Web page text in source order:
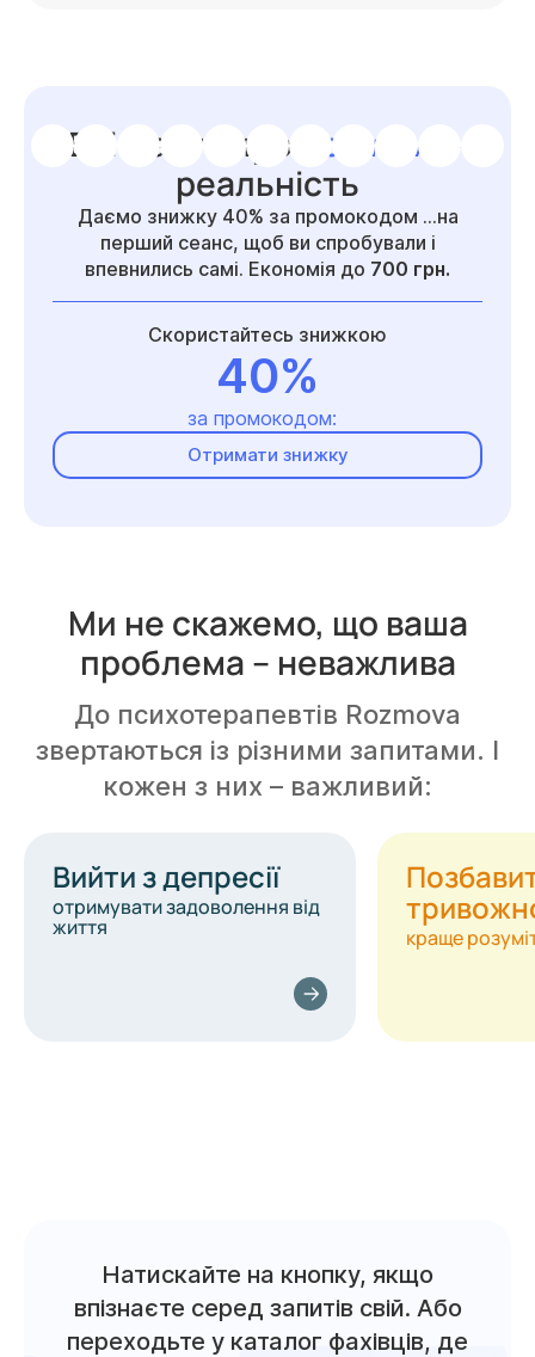
Всі факти про Rozmova
реальність
Даємо знижку 40% за промокодом …на
перший сеанс, щоб ви спробували і
впевнились самі. Економія до 700 грн.
Скористайтесь знижкою
40%
за промокодом:
Отримати знижку
Ми не скажемо, що ваша
проблема – неважлива
До психотерапевтів Rozmova
звертаються із різними запитами. І
кожен з них – важливий:
Вийти з депресії
отримувати задоволення від
життя краще
Натискайте на кнопку, якщо
впізнаєте серед запитів свій. Або
переходьте у каталог фахівців, де